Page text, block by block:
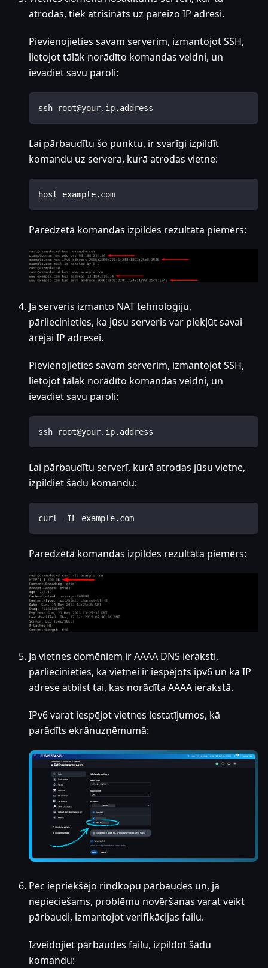
atrodas, tiek atrisināts uz pareizo IP adresi.
Pievienojieties savam serverim, izmantojot SSH,
lietojot tālāk norādīto komandas veidni, un
ievadiet savu paroli:
ssh root@your.ip.address
Lai pārbaudītu šo punktu, ir svarīgi izpildīt
komandu uz servera, kurā atrodas vietne:
host example.com
Paredzētā komandas izpildes rezultāta piemērs:
Ja serveris izmanto NAT tehnoloģiju,
pārliecinieties, ka jūsu serveris var piekļūt savai
ārējai IP adresei.
Pievienojieties savam serverim, izmantojot SSH,
lietojot tālāk norādīto komandas veidni, un
ievadiet savu paroli:
ssh root@your.ip.address
Lai pārbaudītu serverī, kurā atrodas jūsu vietne,
izpildiet šādu komandu:
curl -IL example.com
Paredzētā komandas izpildes rezultāta piemērs:
Ja vietnes domēniem ir AAAA DNS ieraksti,
pārliecinieties, ka vietnei ir iespējots ipv6 un ka IP
adrese atbilst tai, kas norādīta AAAA ierakstā.
IPv6 varat iespējot vietnes iestatījumos, kā
parādīts ekrānuzņēmumā:
Pēc iepriekšējo rindkopu pārbaudes un, ja
nepieciešams, problēmu novēršanas varat veikt
pārbaudi, izmantojot verifikācijas failu.
Izveidojiet pārbaudes failu, izpildot šādu
komandu: